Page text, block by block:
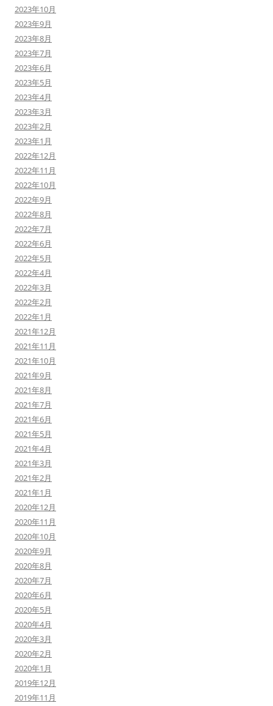
2023年10月
2023年9月
2023年8月
2023年7月
2023年6月
2023年5月
2023年4月
2023年3月
2023年2月
2023年1月
2022年12月
2022年11月
2022年10月
2022年9月
2022年8月
2022年7月
2022年6月
2022年5月
2022年4月
2022年3月
2022年2月
2022年1月
2021年12月
2021年11月
2021年10月
2021年9月
2021年8月
2021年7月
2021年6月
2021年5月
2021年4月
2021年3月
2021年2月
2021年1月
2020年12月
2020年11月
2020年10月
2020年9月
2020年8月
2020年7月
2020年6月
2020年5月
2020年4月
2020年3月
2020年2月
2020年1月
2019年12月
2019年11月